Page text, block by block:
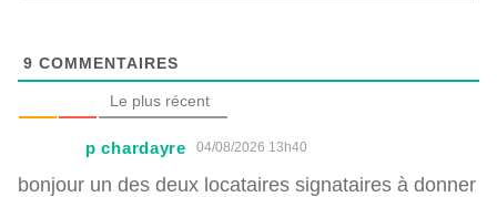
9 COMMENTAIRES
Le plus récent
p chardayre 04/08/2026 13h40
bonjour un des deux locataires signataires à donner